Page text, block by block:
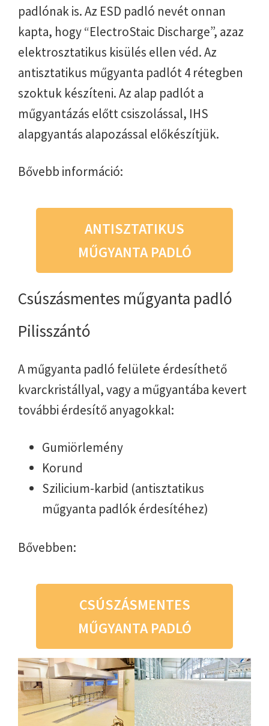
padlónak is. Az ESD padló nevét onnan
kapta, hogy “ElectroStaic Discharge”, azaz
elektrosztatikus kisülés ellen véd. Az
antisztatikus műgyanta padlót 4 rétegben
szoktuk készíteni. Az alap padlót a
műgyantázás előtt csiszolással, IHS
alapgyantás alapozással előkészítjük.
Bővebb információ:
ANTISZTATIKUS
MŰGYANTA PADLÓ
Csúszásmentes műgyanta padló
Pilisszántó
A műgyanta padló felülete érdesíthető
kvarckristállyal, vagy a műgyantába kevert
további érdesítő anyagokkal:
Gumiörlemény
Korund
Szilicium-karbid (antisztatikus
műgyanta padlók érdesítéhez)
Bővebben:
CSÚSZÁSMENTES
MŰGYANTA PADLÓ